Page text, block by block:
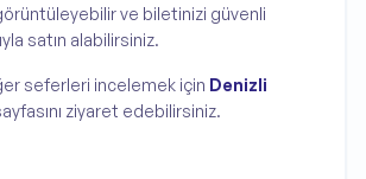
ve biletinizi güvenli
satın alabilirsiniz.
seferleri incelemek için Denizli
ziyaret edebilirsiniz.